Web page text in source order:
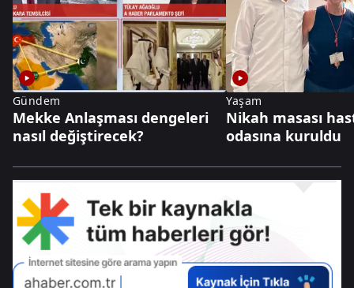
Gündem
Mekke Anlaşması dengeleri
nasıl değiştirecek?
Yaşam
Nikah masası
odasına kuruldu